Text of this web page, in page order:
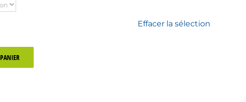
Effacer la sélection